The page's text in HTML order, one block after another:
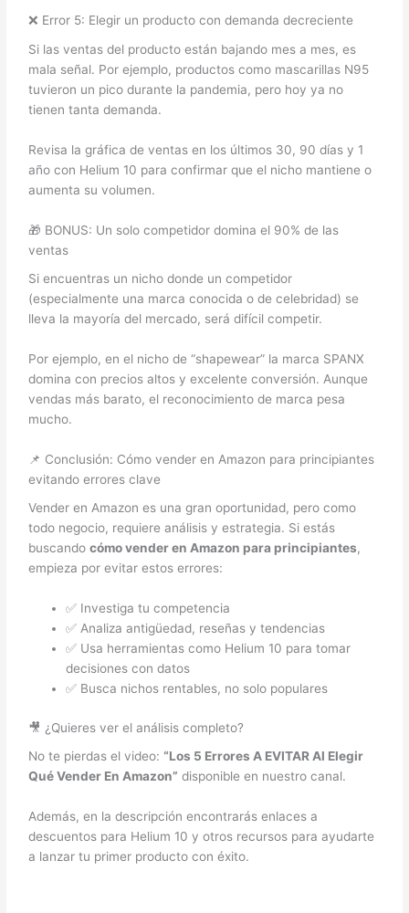
❌ Error 5: Elegir un producto con demanda decreciente
Si las ventas del producto están bajando mes a mes, es
mala señal. Por ejemplo, productos como mascarillas N95
tuvieron un pico durante la pandemia, pero hoy ya no
tienen tanta demanda.
Revisa la gráfica de ventas en los últimos 30, 90 días y 1
año con Helium 10 para confirmar que el nicho mantiene o
aumenta su volumen.
🎁 BONUS: Un solo competidor domina el 90% de las
ventas
Si encuentras un nicho donde un competidor
(especialmente una marca conocida o de celebridad) se
lleva la mayoría del mercado, será difícil competir.
Por ejemplo, en el nicho de “shapewear” la marca SPANX
domina con precios altos y excelente conversión. Aunque
vendas más barato, el reconocimiento de marca pesa
mucho.
📌 Conclusión: Cómo vender en Amazon para principiantes
evitando errores clave
Vender en Amazon es una gran oportunidad, pero como
todo negocio, requiere análisis y estrategia. Si estás
buscandocómo vender en Amazon para principiantes,
empieza por evitar estos errores:
✅ Investiga tu competencia
✅ Analiza antigüedad, reseñas y tendencias
✅ Usa herramientas como Helium 10 para tomar
decisiones con datos
✅ Busca nichos rentables, no solo populares
🎥 ¿Quieres ver el análisis completo?
No te pierdas el video:“Los 5 Errores A EVITAR Al Elegir
Qué Vender En Amazon” disponible en nuestro canal.
Además, en la descripción encontrarás enlaces a
descuentos para Helium 10 y otros recursos para ayudarte
a lanzar tu primer producto con éxito.